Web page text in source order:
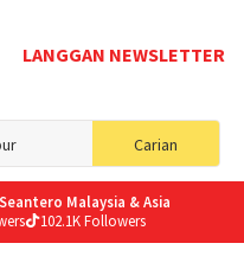
LANGGAN NEWSLETTER
Carian
for:
Seantero Malaysia & Asia
102.1K Followers